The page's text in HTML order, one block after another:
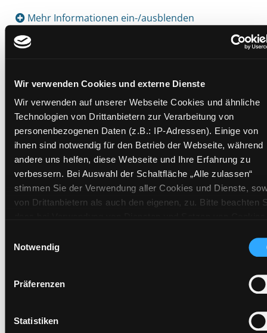
Wir verwenden Cookies und externe Dienste
Wir verwenden auf unserer Webseite Cookies und ähnliche
Technologien von Drittanbietern zur Verarbeitung von
personenbezogenen Daten (z.B.: IP-Adressen). Einige von
ihnen sind notwendig für den Betrieb der Webseite, während
andere uns helfen, diese Webseite und Ihre Erfahrung zu
verbessern. Bei Auswahl der Schaltfläche „Alle zulassen“
stimmen Sie der Verwendung aller Cookies und Dienste,
von Drittanbietern als auch den eigenen, zu. Bitte beachten
(Länder außerhalb des EWR ohne adäquates
Datenschutzniveau) stattfinden kann. In diesem
ausgeschlossen werden. Eine Verarbeitung durch solche
Einwilligung erteilen („Auswahl erlauben“) oder auf die
Notwendig
Präferenzen
Statistiken
Mehr Informationen ein-/ausblenden
Zweigstelle: Nord - Geidorf
Signatur:JE BIN
Standort 2:Ausleihe
Status: Verfügbar
Vorbestellungen:
0
Mediengruppe:Kinderbuch
Frist: